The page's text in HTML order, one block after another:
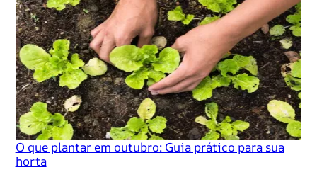
O que plantar em outubro: Guia prático para sua
horta